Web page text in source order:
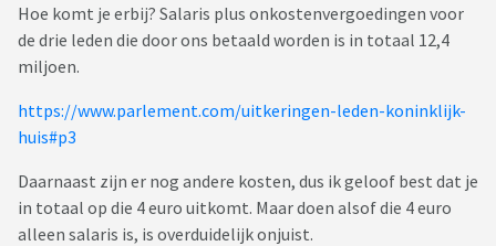
Hoe komt je erbij? Salaris plus onkostenvergoedingen voor
de drie leden die door ons betaald worden is in totaal 12,4
miljoen.
https://www.parlement.com/uitkeringen-leden-koninklijk-
huis#p3
Daarnaast zijn er nog andere kosten, dus ik geloof best dat je
in totaal op die 4 euro uitkomt. Maar doen alsof die 4 euro
alleen salaris is, is overduidelijk onjuist.